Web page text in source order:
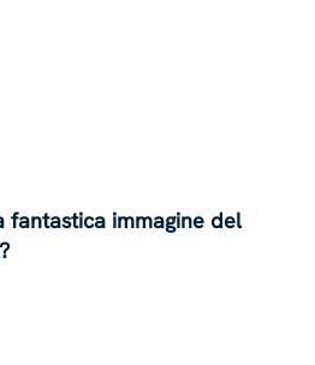
fantastica immagine del